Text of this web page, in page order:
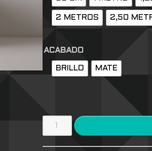
2 METROS 2,50
ACABADO
BRILLO MATE